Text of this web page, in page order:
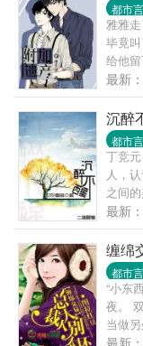
都市
雅雅
毕竟
给他
子。
要照
的躁
超越
样需
越相
啊。
个全
病，
看了
说你
主角
渣攻
最新：
沉醉
都市
丁竞
人，
之间
彻尾
手段
江太
最新：
缠绵
都市
“小东
夜。
当做
成泪
最新：